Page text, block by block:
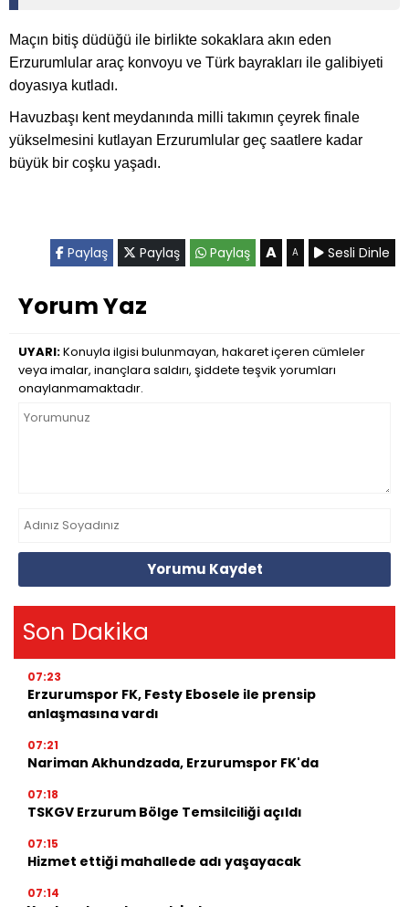
Maçın bitiş düdüğü ile birlikte sokaklara akın eden
Erzurumlular araç konvoyu ve Türk bayrakları ile galibiyeti
doyasıya kutladı.
Havuzbaşı kent meydanında milli takımın çeyrek finale
yükselmesini kutlayan Erzurumlular geç saatlere kadar
büyük bir coşku yaşadı.
Paylaş Paylaş Paylaş A A Sesli Dinle
Yorum Yaz
UYARI:Konuyla ilgisi bulunmayan, hakaret içeren cümleler
veya imalar, inançlara saldırı, şiddete teşvik yorumları
onaylanmamaktadır.
Yorumu Kaydet
Son Dakika
07:23
Erzurumspor FK, Festy Ebosele ile prensip
anlaşmasına vardı
07:21
Nariman Akhundzada, Erzurumspor FK'da
07:18
TSKGV Erzurum Bölge Temsilciliği açıldı
07:15
Hizmet ettiği mahallede adı yaşayacak
07:14